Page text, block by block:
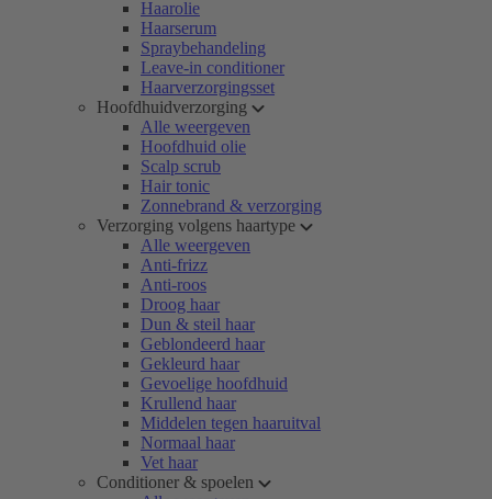
Haarolie
Haarserum
Spraybehandeling
Leave-in conditioner
Haarverzorgingsset
Hoofdhuidverzorging
Alle weergeven
Hoofdhuid olie
Scalp scrub
Hair tonic
Zonnebrand & verzorging
Verzorging volgens haartype
Alle weergeven
Anti-frizz
Anti-roos
Droog haar
Dun & steil haar
Geblondeerd haar
Gekleurd haar
Gevoelige hoofdhuid
Krullend haar
Middelen tegen haaruitval
Normaal haar
Vet haar
Conditioner & spoelen